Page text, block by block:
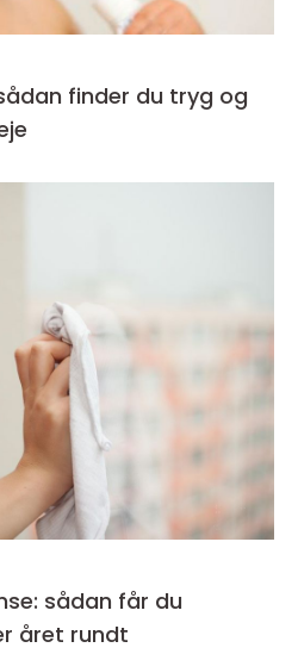
sådan får du
året rundt